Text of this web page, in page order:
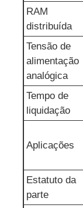
Programação
Módulo GPS
Módulo de
Módulo de
Relé de
RAM
distribuída
Tensão de
alimentação
analógica
Tempo de
liquidação
Aplicações
Estatuto da
parte